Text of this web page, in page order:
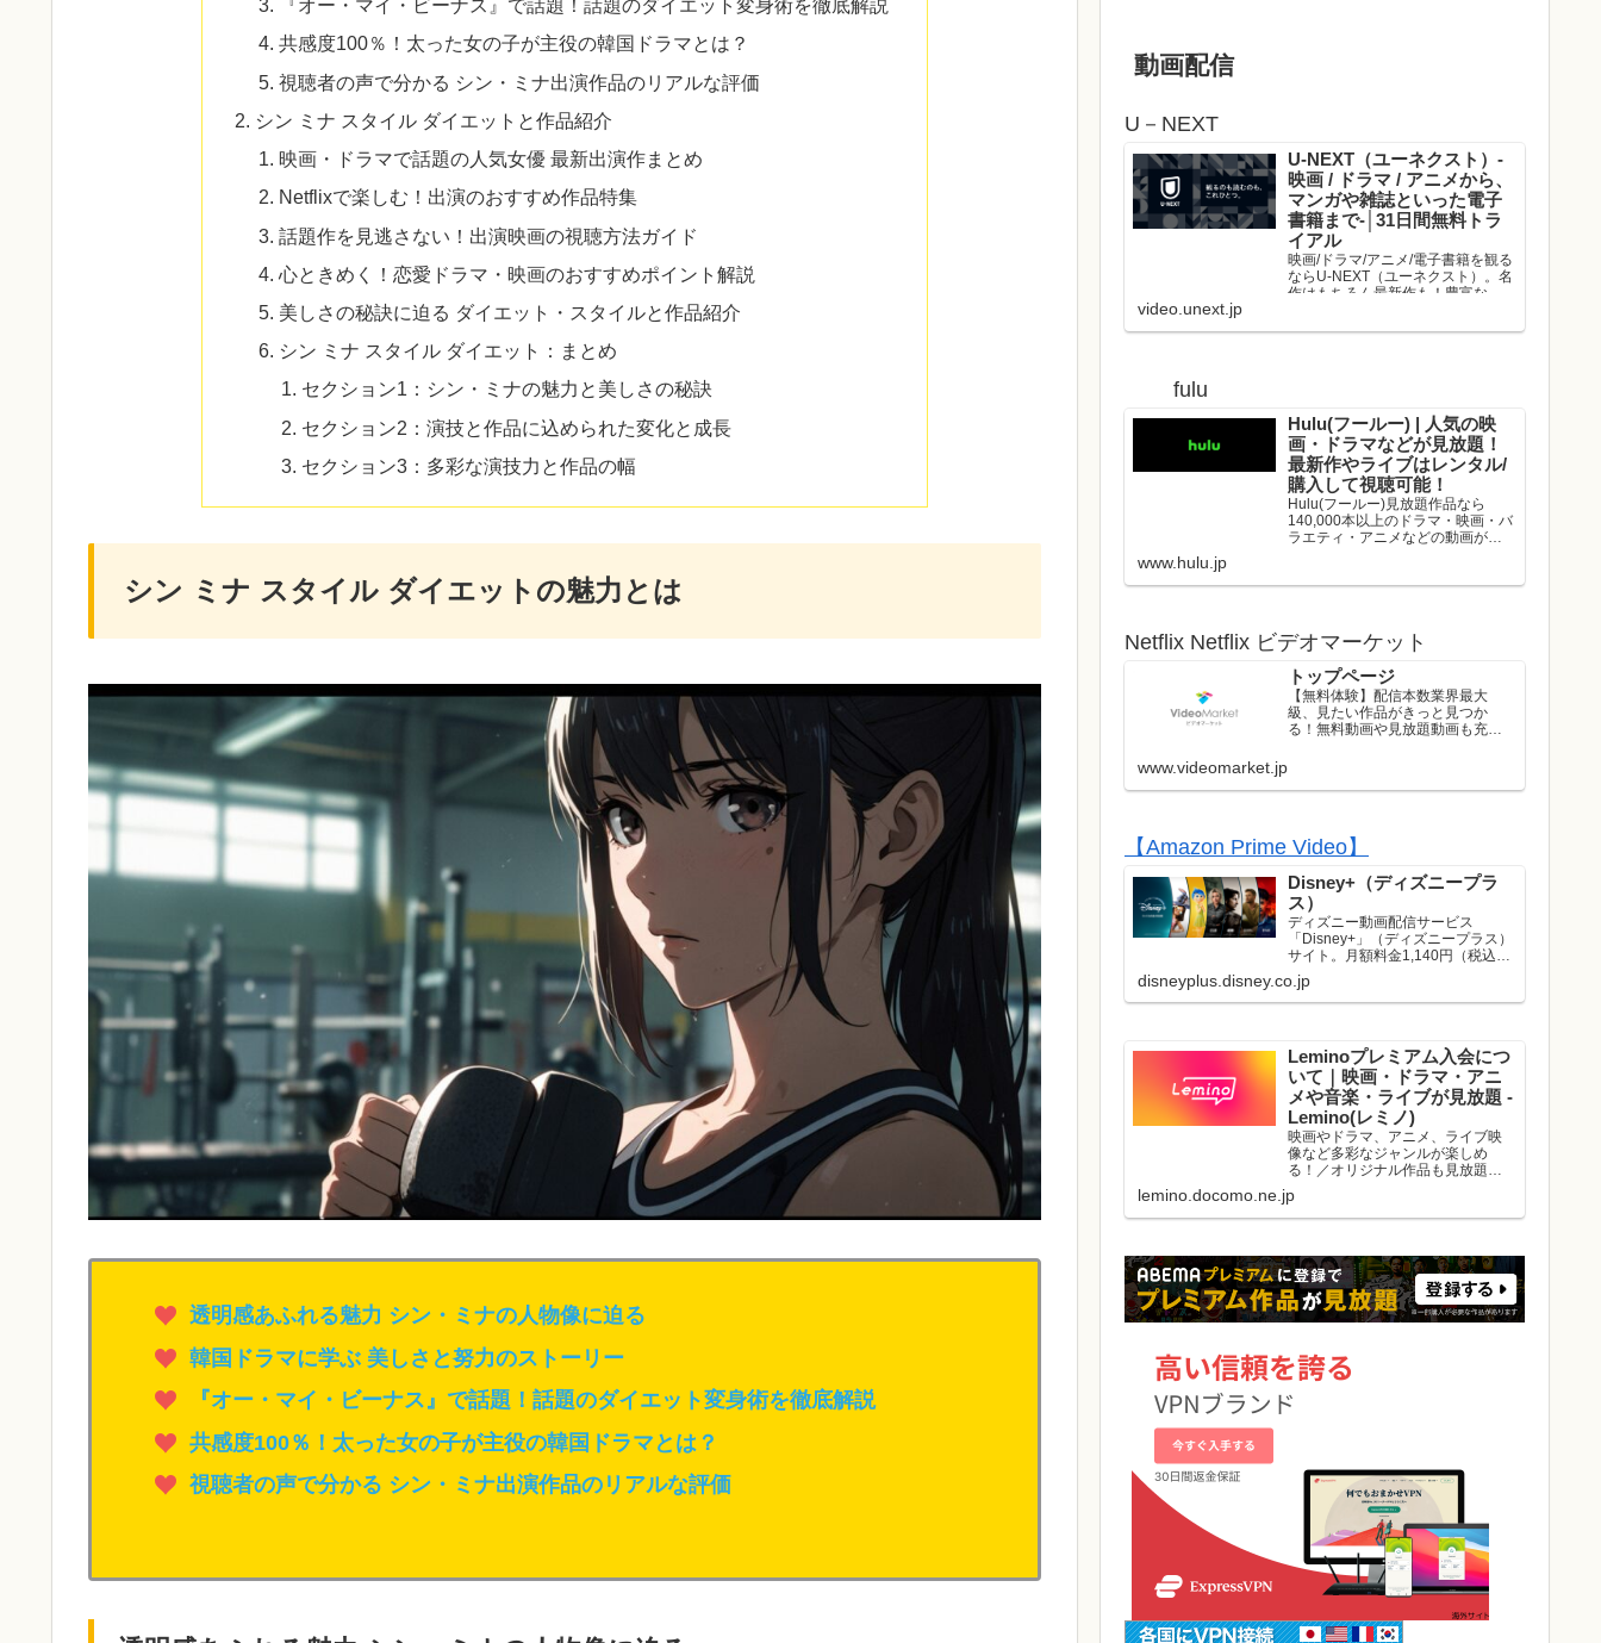
『オー・マイ・ビーナス』で話題！話題のダイエット変身術を徹底解説
共感度100％！太った女の子が主役の韓国ドラマとは？
視聴者の声で分かる シン・ミナ出演作品のリアルな評価
シン ミナ スタイル ダイエットと作品紹介
映画・ドラマで話題の人気女優 最新出演作まとめ
Netflixで楽しむ！出演のおすすめ作品特集
話題作を見逃さない！出演映画の視聴方法ガイド
心ときめく！恋愛ドラマ・映画のおすすめポイント解説
美しさの秘訣に迫る ダイエット・スタイルと作品紹介
シン ミナ スタイル ダイエット：まとめ
セクション1：シン・ミナの魅力と美しさの秘訣
セクション2：演技と作品に込められた変化と成長
セクション3：多彩な演技力と作品の幅
シン ミナ スタイル ダイエットの魅力とは
透明感あふれる魅力 シン・ミナの人物像に迫る
韓国ドラマに学ぶ 美しさと努力のストーリー
『オー・マイ・ビーナス』で話題！話題のダイエット変身術を徹底解説
共感度100％！太った女の子が主役の韓国ドラマとは？
視聴者の声で分かる シン・ミナ出演作品のリアルな評価
動画配信
U－NEXT
U-NEXT（ユーネクスト）-
映画 / ドラマ / アニメから、
マンガや雑誌といった電子
書籍まで-│31日間無料トラ
イアル
映画/ドラマ/アニメ/電子書籍を観る
ならU-NEXT（ユーネクスト）。名
作はもちろん最新作も！豊富な作
video.unext.jp
fulu
Hulu(フールー) | 人気の映
画・ドラマなどが見放題！
最新作やライブはレンタル/
購入して視聴可能！
Hulu(フールー)見放題作品なら
140,000本以上のドラマ・映画・バ
ラエティ・アニメなどの動画が、
ストのライブはレンタル/購入して
www.hulu.jp
Netflix Netflix ビデオマーケット
トップページ
【無料体験】配信本数業界最大
級、見たい作品がきっと見つか
る！無料動画や見放題動画も充実
www.videomarket.jp
【Amazon Prime Video】
Disney+（ディズニープラ
ス）
ディズニー動画配信サービス
「Disney+」（ディズニープラス）
サイト。月額料金1,140円（税込）
でディズニー、ピクサー、マーベ
ル、スター・ウォーズ、ナショナ
ルジオグラフィック、スターの映
disneyplus.disney.co.jp
Leminoプレミアム入会につ
いて｜映画・ドラマ・アニ
メや音楽・ライブが見放題 -
Lemino(レミノ)
映画やドラマ、アニメ、ライブ映
像など多彩なジャンルが楽しめ
る！／オリジナル作品も見放題／
応／ダウンロード視聴可能／好き
な作品と出会える機能がたくさ
lemino.docomo.ne.jp